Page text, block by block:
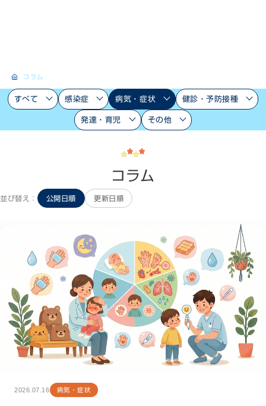
コラム
すべて 感染症 病気・症状 健診・予防接種
発達・育児 その他
コラム
並び替え： 公開日順 更新日順
2026.07.16 病気・症状